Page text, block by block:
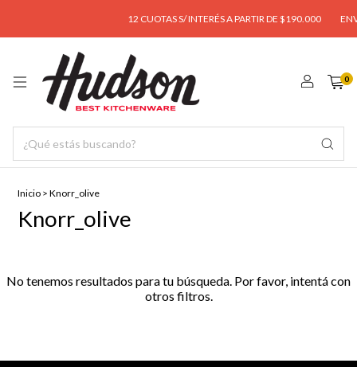
12 CUOTAS S/ INTERÉS A PARTIR DE $190.000
0
Inicio > Knorr_olive
Knorr_olive
No tenemos resultados para tu búsqueda. Por favor, intentá con
otros filtros.